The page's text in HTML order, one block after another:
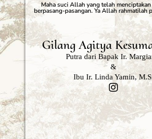
Maha suci Allah yang telah
berpasang-pasangan. Ya Allah rahmatilah
Gilang Agitya
Putra dari Bapak Ir.
&
Ibu Ir. Linda Yamin,